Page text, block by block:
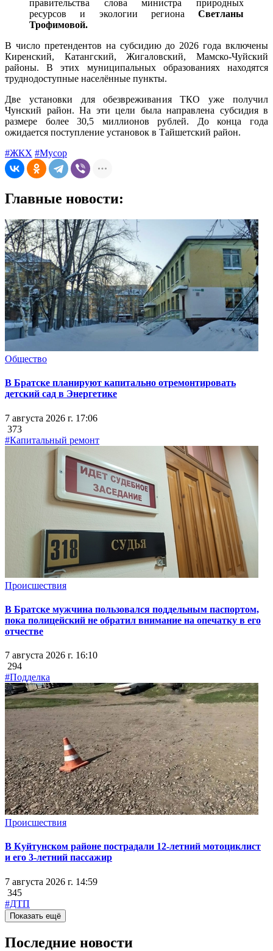
правительства слова министра природных
ресурсов и экологии региона Светланы
Трофимовой.
В число претендентов на субсидию до 2026 года включены
Киренский, Катангский, Жигаловский, Мамско-Чуйский
районы. В этих муниципальных образованиях находятся
труднодоступные населённые пункты.
Две установки для обезвреживания ТКО уже получил
Чунский район. На эти цели была направлена субсидия в
размере более 30,5 миллионов рублей. До конца года
ожидается поступление установок в Тайшетский район.
#ЖКХ #Мусор
Главные новости:
Общество
В Братске планируют капитально отремонтировать
детский сад в Энергетике
7 августа 2026 г. 17:06
373
#Капитальный ремонт
Происшествия
В Братске мужчина пользовался поддельным паспортом,
пока полицейский не обратил внимание на опечатку в его
отчестве
7 августа 2026 г. 16:10
294
#Подделка
Происшествия
В Куйтунском районе пострадали 12-летний мотоциклист
и его 3-летний пассажир
7 августа 2026 г. 14:59
345
#ДТП
Показать ещё
Последние новости